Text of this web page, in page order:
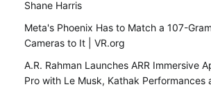
Shane Harris
Meta's Phoenix Has to Match a 107-
Cameras to It | VR.org
A.R. Rahman Launches ARR Immersive
Pro with Le Musk, Kathak Performances